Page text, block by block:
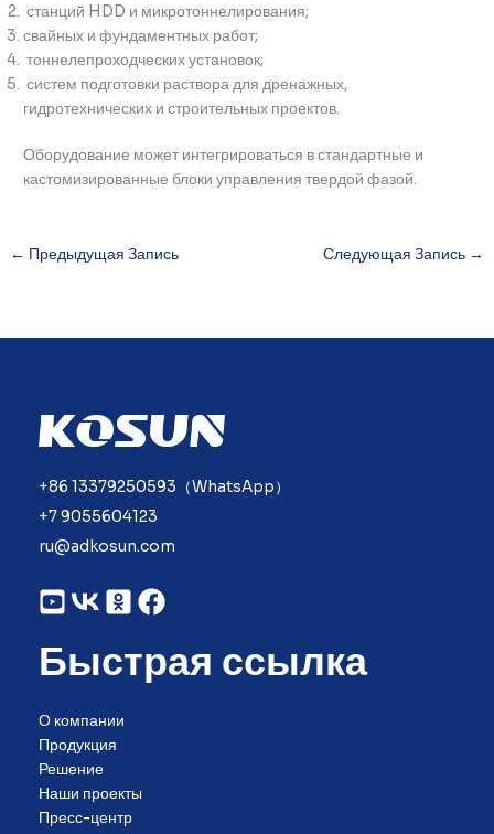
станций HDD и микротоннелирования;
свайных и фундаментных работ;
тоннелепроходческих установок;
систем подготовки раствора для дренажных,
гидротехнических и строительных проектов.
Оборудование может интегрироваться в стандартные и
кастомизированные блоки управления твердой фазой.
← Предыдущая Запись Следующая Запись →
+86 13379250593（WhatsApp）
+7 9055604123
ru@adkosun.com
Быстрая ссылка
О компании
Продукция
Решение
Наши проекты
Пресс-центр